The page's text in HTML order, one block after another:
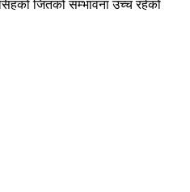
जितको सम्भावना उच्च रहेको